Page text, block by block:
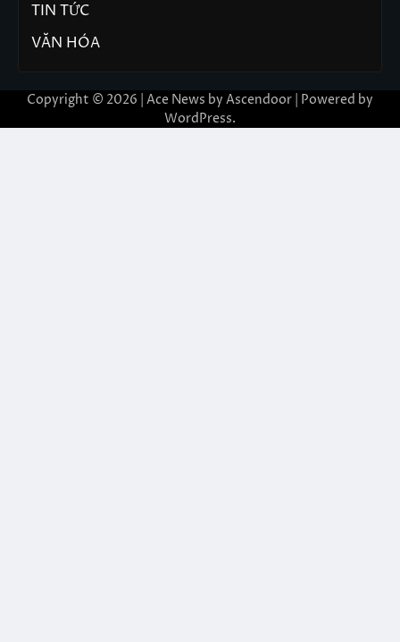
TIN TỨC
VĂN HÓA
Copyright © 2026 | Ace News by Ascendoor | Powered by
WordPress.